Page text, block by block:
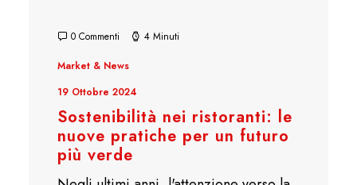
0 Commenti 4 Minuti
Market & News
19 Ottobre 2024
Sostenibilità nei ristoranti: le
nuove pratiche per un futuro
più verde